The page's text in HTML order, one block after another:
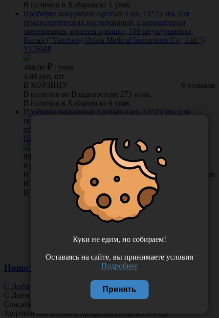
В наличии в Хабаровске 1 упак.
Пробирка вакуумная Apexlab 4 мл, 13*75 мм, для
гематологических исследований, с активатором
свертывания, красная крышка, 100 штук/упаковка,
Китай ("Yancheng Huida Medical Instruments Co., Ltd.")
VCS04P
488.00 / упак
4.88 руб. шт
0 отзывов
В КОРЗИНУ
В наличии во Владивостоке 273 упак.
В наличии в Хабаровске 6 упак.
Пробирка вакуумная Apexlab 4 мл, 13*75 мм, для
гематологических исследований, с литий-гепарином,
зеленая крышка, 100 штук/упаковка, Китай ("Yancheng
Huida Medical Instruments Co., Ltd.") HV0091
800.00
8 руб. шт
0 отзывов
В КОРЗИНУ
В наличии во Владивостоке 12 упак.
В наличии в Хабаровске 11 упак.
Новости
С Днём Офтальмолога!
С Днём
Спасибо за ясное зрение и заботу о пациентах.
Здоровья вам и новых профессиональных побед!
Куки не едим, но собираем!
Оставаясь на сайте, вы принимаете условия
Подробнее
Принять